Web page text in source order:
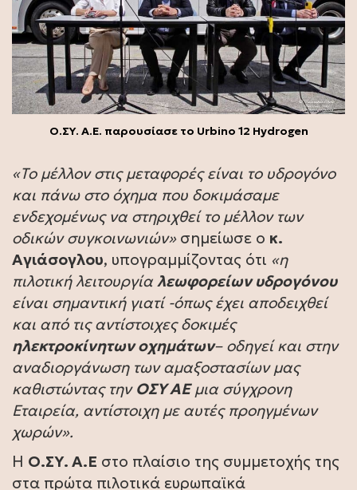
Ο.ΣΥ. Α.Ε. παρουσίασε το Urbino 12 Hydrogen
«Το μέλλον στις μεταφορές είναι το υδρογόνο
και πάνω στο όχημα που δοκιμάσαμε
ενδεχομένως να στηριχθεί το μέλλον των
οδικών συγκοινωνιών»σημείωσε ο κ.
Αγιάσογλου, υπογραμμίζοντας ότι «η
πιλοτική λειτουργία λεωφορείων υδρογόνου
είναι σημαντική γιατί -όπως έχει αποδειχθεί
και από τις αντίστοιχες δοκιμές
ηλεκτροκίνητων οχημάτων– οδηγεί και στην
αναδιοργάνωση των αμαξοστασίων μας
καθιστώντας την ΟΣΥ ΑΕμια σύγχρονη
Εταιρεία, αντίστοιχη με αυτές προηγμένων
χωρών».
Η Ο.ΣΥ. Α.Ε στο πλαίσιο της συμμετοχής της
στα πρώτα πιλοτικά ευρωπαϊκά